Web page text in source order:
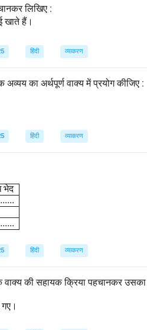
लिखिए :
खाते हैं।
हिंदी व्याकरण
का अर्थपूर्ण वाक्य में प्रयोग कीजिए :
हिंदी व्याकरण
\hline \text{शब्द} &
भेद
हिंदी व्याकरण
वाक्य की सहायक क्रिया पहचानकर